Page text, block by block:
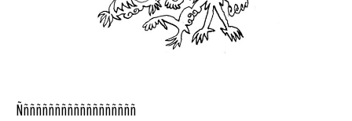
Ñññññññññññññññññññ